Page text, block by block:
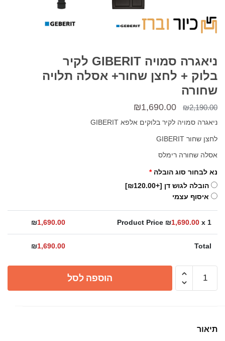
ניאגרה סמויה GIBERIT לקיר
בלוק + לחצן שחור+ אסלה תלויה
שחורה
₪2,190.00
המחיר
המקורי
היה:
₪2,190.00.
₪1,690.00
הנוכחי
ניאגרה סמויה לקיר בלוקים אלפא GIBERIT
לחצן שחור GIBERIT
אסלה שחורה רימלס
נא לבחור סוג הובלה *
הובלה לגוש דן [+₪120.00]
איסוף עצמי
Product Price ₪1,690.00 x 1
₪1,690.00
Total
₪1,690.00
לקיר
הוספה לסל
תיאור